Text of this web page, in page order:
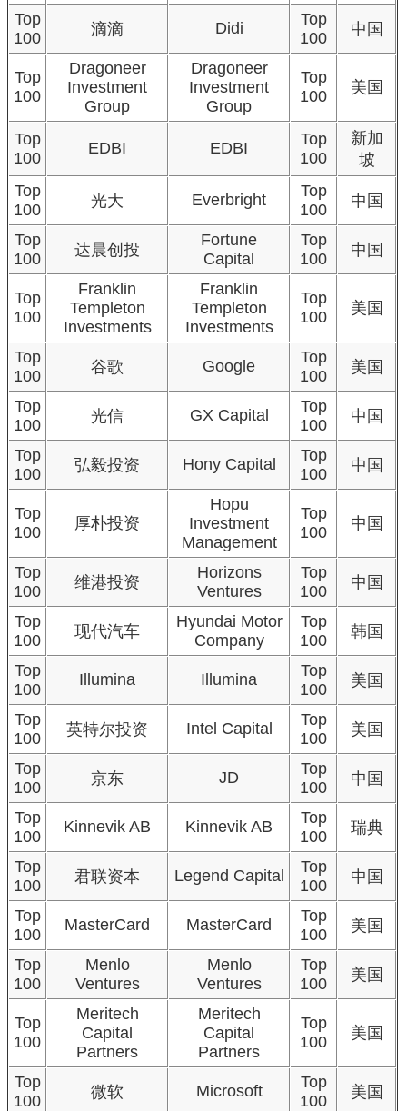
Top
100
滴滴 Didi
Top
100
中国
Top
100
Dragoneer
Investment
Group
Dragoneer
Investment
Group
Top
100
美国
Top
100
EDBI EDBI
Top
100
新加
坡
Top
100
光大 Everbright
Top
100
中国
Top
100
达晨创投
Fortune
Capital
Top
100
中国
Top
100
Franklin
Templeton
Investments
Franklin
Templeton
Investments
Top
100
美国
Top
100
谷歌 Google
Top
100
美国
Top
100
光信 GX Capital
Top
100
中国
Top
100
弘毅投资 Hony Capital
Top
100
中国
Top
100
厚朴投资
Hopu
Investment
Management
Top
100
中国
Top
100
维港投资
Horizons
Ventures
Top
100
中国
Top
100
现代汽车
Hyundai Motor
Company
Top
100
韩国
Top
100
Illumina Illumina
Top
100
美国
Top
100
英特尔投资 Intel Capital
Top
100
美国
Top
100
京东 JD
Top
100
中国
Top
100
Kinnevik AB Kinnevik AB
Top
100
瑞典
Top
100
君联资本 Legend Capital
Top
100
中国
Top
100
MasterCard MasterCard
Top
100
美国
Top
100
Menlo
Ventures
Menlo
Ventures
Top
100
美国
Top
100
Meritech
Capital
Partners
Meritech
Capital
Partners
Top
100
美国
Top
100
微软 Microsoft
Top
100
美国